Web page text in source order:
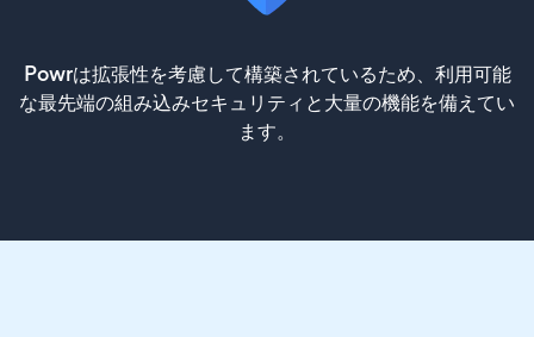
Powrは拡張性を考慮して構築されているため、利用可能
な最先端の組み込みセキュリティと大量の機能を備えてい
ます。